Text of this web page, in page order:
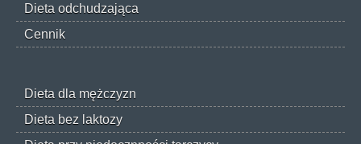
Dieta odchudzająca
Cennik
Dieta dla mężczyzn
Dieta bez laktozy